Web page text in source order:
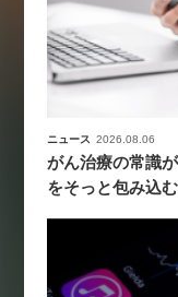
ニュース 2026.08.06
がん治療の常識
をそっと包み込